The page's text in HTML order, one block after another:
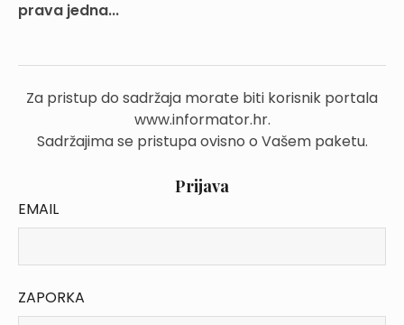
prava jedna...
Za pristup do sadržaja morate biti korisnik portala
www.informator.hr.
Sadržajima se pristupa ovisno o Vašem paketu.
Prijava
EMAIL
ZAPORKA